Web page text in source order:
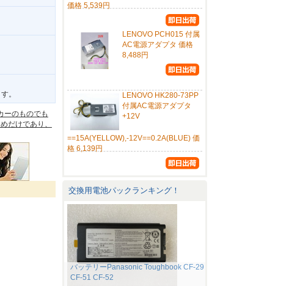
。
ーのものでも
だけであり、
価格 5,539円
LENOVO PCH015 付属
AC電源アダプタ 価格
8,488円
LENOVO HK280-73PP
付属AC電源アダプタ
+12V
==15A(YELLOW),-12V==0.2A(BLUE) 価
格 6,139円
交換用電池パックランキング！
バッテリーPanasonic Toughbook CF-29
CF-51 CF-52